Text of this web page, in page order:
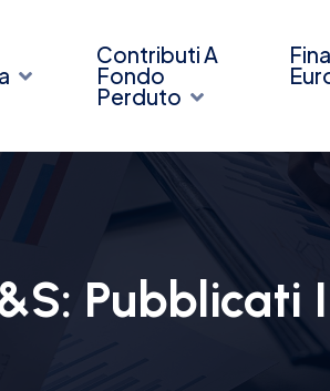
Contributi A
Fondo
Perduto
Pubblicati